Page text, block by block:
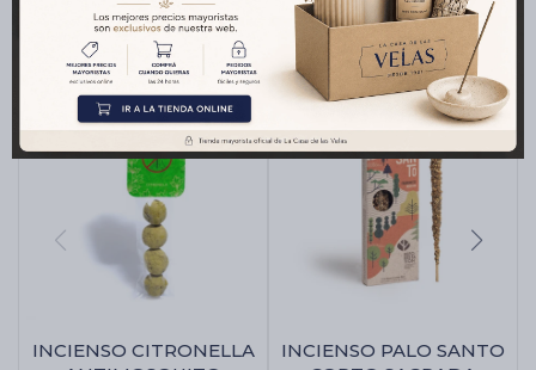
Productos que te pueden interesar
INCIENSO CITRONELLA
INCIENSO PALO SANTO